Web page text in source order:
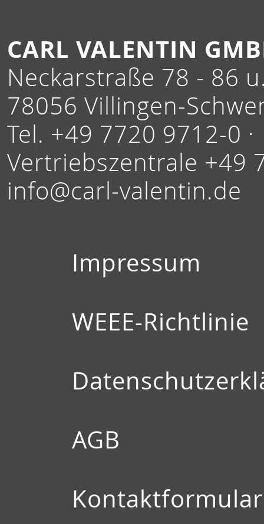
CARL VALENTIN
Neckarstraße 78 - 86
78056 Villingen-
Tel. +49 7720 9712-0 ·
Vertriebszentrale +49
info@carl-valentin.de
Impressum
WEEE-Richtlinie
AGB
Kontaktformular